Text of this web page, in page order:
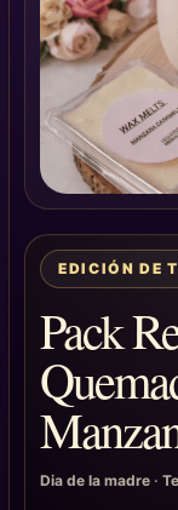
EDICIÓN DE
Pack
Dia de la madre ·